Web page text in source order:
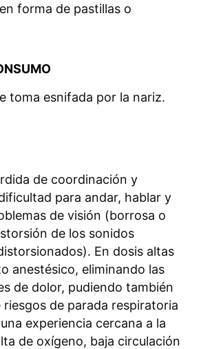
forma de pastillas o
toma esnifada por la nariz.
de coordinación y
para andar, hablar y
de visión (borrosa o
de los sonidos
En dosis altas
anestésico, eliminando las
de dolor, pudiendo también
riesgos de parada respiratoria
experiencia cercana a la
de oxígeno, baja circulación